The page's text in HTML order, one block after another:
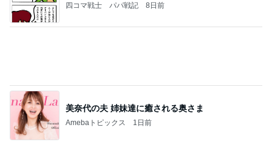
四コマ戦士 パパ戦記 8日前
美奈代の夫 姉妹達に癒される奥さま
Amebaトピックス 1日前